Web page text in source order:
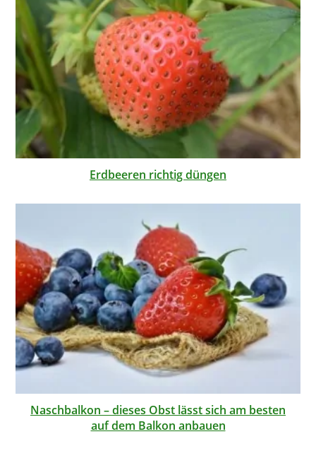
Erdbeeren richtig düngen
Naschbalkon – dieses Obst lässt sich am besten
auf dem Balkon anbauen